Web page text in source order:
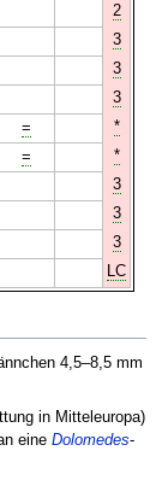
2
3
3
3
=
*
=
*
3
3
3
LC
4,5–8,5 mm
in Mitteleuropa)
eine Dolomedes-